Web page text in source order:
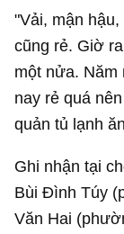
"Vải, mận
cũng rẻ. Giờ
một nửa. Năm
nay rẻ quá
quản tủ lạnh
Ghi nhận tại
Bùi Đình Túy
Văn Hai